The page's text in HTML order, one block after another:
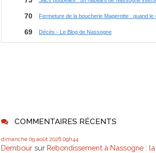
COMMENTAIRES RÉCENTS
dimanche 09 août 2026 09h44
Dembour sur Rebondissement à Nassogne : la